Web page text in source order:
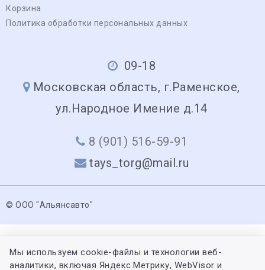
Корзина
Политика обработки персональных данных
09-18
Московская область, г.Раменское,
ул.Народное Имение д.14
8 (901) 516-59-91
tays_torg@mail.ru
© ООО "Альянсавто"
Мы используем cookie-файлы и технологии веб-
аналитики, включая Яндекс.Метрику, WebVisor и